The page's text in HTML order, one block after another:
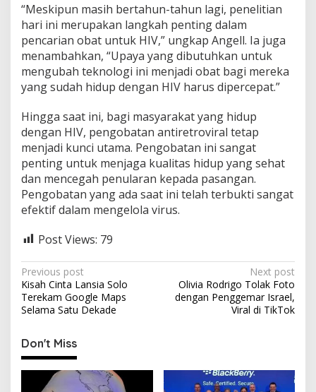
“Meskipun masih bertahun-tahun lagi, penelitian
hari ini merupakan langkah penting dalam
pencarian obat untuk HIV,” ungkap Angell. Ia juga
menambahkan, “Upaya yang dibutuhkan untuk
mengubah teknologi ini menjadi obat bagi mereka
yang sudah hidup dengan HIV harus dipercepat.”
Hingga saat ini, bagi masyarakat yang hidup
dengan HIV, pengobatan antiretroviral tetap
menjadi kunci utama. Pengobatan ini sangat
penting untuk menjaga kualitas hidup yang sehat
dan mencegah penularan kepada pasangan.
Pengobatan yang ada saat ini telah terbukti sangat
efektif dalam mengelola virus.
Post Views: 79
P
o
s
t
n
a
Previous post
Kisah Cinta Lansia Solo
Terekam Google Maps
Selama Satu Dekade
Next post
Olivia Rodrigo Tolak Foto
dengan Penggemar Israel,
Viral di TikTok
Don't Miss